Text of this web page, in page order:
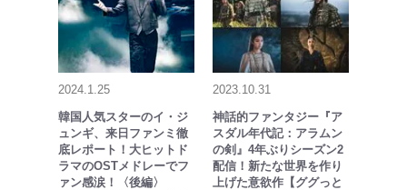
2024.1.25
韓国人気スターのイ・ジ
ュンギ、来日ファンミ徹
底レポート！大ヒットド
ラマのOSTメドレーでフ
ァン感涙！〈後編〉
2023.10.31
神話的ファンタジー『ア
スダル年代記：アラムン
の剣』4年ぶりシーズン2
配信！新たな世界を作り
上げた意欲作【ググっと